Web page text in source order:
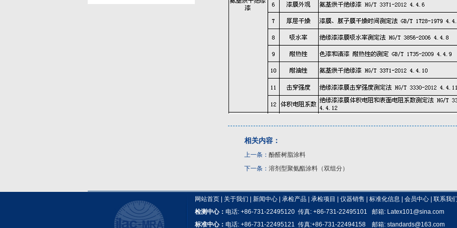
相关内容：
上一条： 酚醛树脂涂料
下一条： 溶剂型聚氨酯涂料（双组分）
网站首页 关于我们 新闻中心 承检产品 承检项目 仪器销售 标准化信息 会员中心
联系我
检测中心： 电话: +86-731-22495120 传真: +86-731-22495101 邮箱: Latex101@sina.com
标准中心： 电话: +86-731-22495121 传真:+86-731-22494158 邮箱: standards@163.com